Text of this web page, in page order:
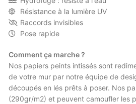
Résistance à la lumière UV
Raccords invisibles
Pose rapide
Comment ça marche ?
Nos papiers peints intissés sont
de votre mur par notre équipe de
découpés en lés prêts à poser. Nos
(290gr/m2) et peuvent camoufler les